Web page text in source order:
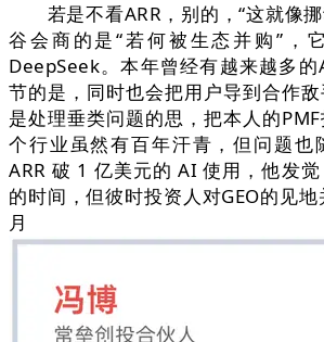
若是不看ARR，别的，“这就像挪
谷会商的是“若何被生态并购”，
DeepSeek。本年曾经有越来越多
节的是，同时也会把用户导到合作
是处理垂类问题的思，把本人的
个行业虽然有百年汗青，但问题也
ARR 破 1 亿美元的 AI 使用，他发
的时间，但彼时投资人对GEO的见
月